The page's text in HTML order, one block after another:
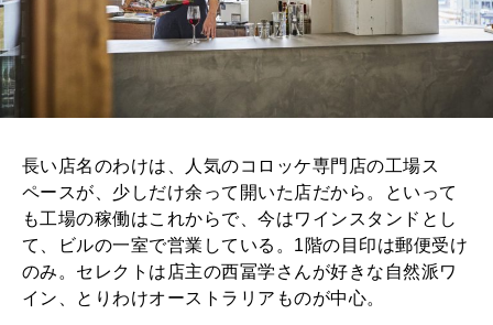
2026年2月号「良運を掴む 新・開運術。」
2026年1月号「猫がいれば、幸せ」
長い店名のわけは、人気のコロッケ専門店の工場ス
ペースが、少しだけ余って開いた店だから。といって
も工場の稼働はこれからで、今はワインスタンドとし
て、ビルの一室で営業している。1階の目印は郵便受け
のみ。セレクトは店主の西冨学さんが好きな自然派ワ
イン、とりわけオーストラリアものが中心。